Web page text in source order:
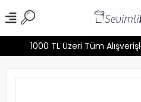
1000 TL Üzeri Tüm